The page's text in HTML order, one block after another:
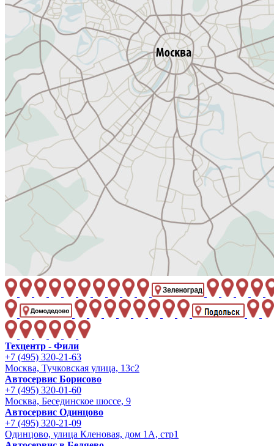
Техцентр - Фили
+7 (495) 320-21-63
Москва, Тучковская улица, 13с2
Автосервис Борисово
+7 (495) 320-01-60
Москва, Бесединское шоссе, 9
Автосервис Одинцово
+7 (495) 320-21-09
Одинцово, улица Кленовая, дом 1А, стр1